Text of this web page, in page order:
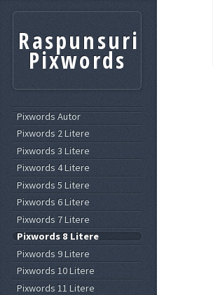
Raspunsuri
Pixwords
Pixwords Autor
Pixwords 2 Litere
Pixwords 3 Litere
Pixwords 4 Litere
Pixwords 5 Litere
Pixwords 6 Litere
Pixwords 7 Litere
Pixwords 8 Litere
Pixwords 9 Litere
Pixwords 10 Litere
Pixwords 11 Litere